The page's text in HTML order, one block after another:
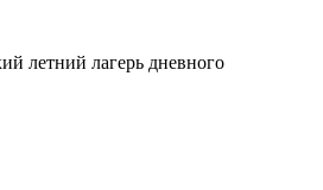
летний лагерь дневного